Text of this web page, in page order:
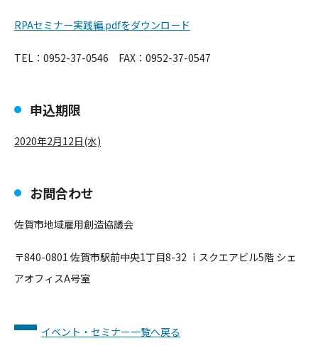
RPAセミナー実践編.pdfをダウンロード
TEL：0952-37-0546 FAX：0952-37-0547
申込期限
2020年2月12日(水)
お問合わせ
佐賀市地域雇用創造協議会
〒840-0801 佐賀市駅前中央1丁目8-32 ｉスクエアビル5階 シェ
アオフィスA号室
イベント・セミナー一覧へ戻る